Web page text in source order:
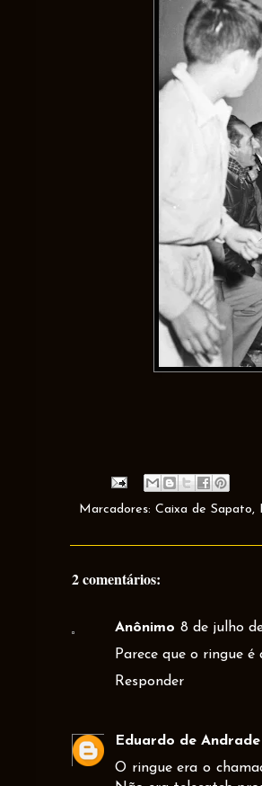
Marcadores: Caixa de Sapato,
2 comentários:
Anônimo 8 de julho de
Parece que o ringue
Responder
Eduardo de
O ringue era o